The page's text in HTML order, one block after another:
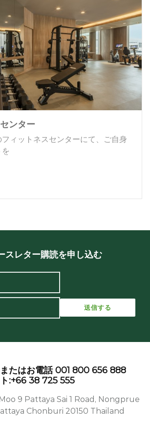
ンター
ィットネスセンターにて、ご自身
スレター購読を申し込む
たはお電話 001 800 656 888
:+66 38 725 555
9 Pattaya Sai 1 Road, Nongprue
Chonburi 20150 Thailand